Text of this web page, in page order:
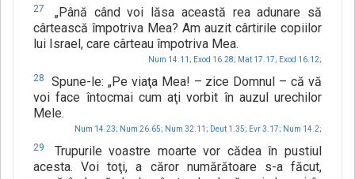
27
„Până când voi lăsa această rea adunare să
cârtească împotriva Mea? Am auzit cârtirile copiilor
lui Israel, care cârteau împotriva Mea.
Num 14.11; Exod 16.28; Mat 17.17; Exod 16.12;
28
Spune-le: „Pe viaţa Mea! – zice Domnul – că vă
voi face întocmai cum aţi vorbit în auzul urechilor
Mele.
Num 14.23; Num 26.65; Num 32.11; Deut 1.35; Evr 3.17; Num 14.2;
29
Trupurile voastre moarte vor cădea în pustiul
acesta. Voi toţi, a căror numărătoare s-a făcut,